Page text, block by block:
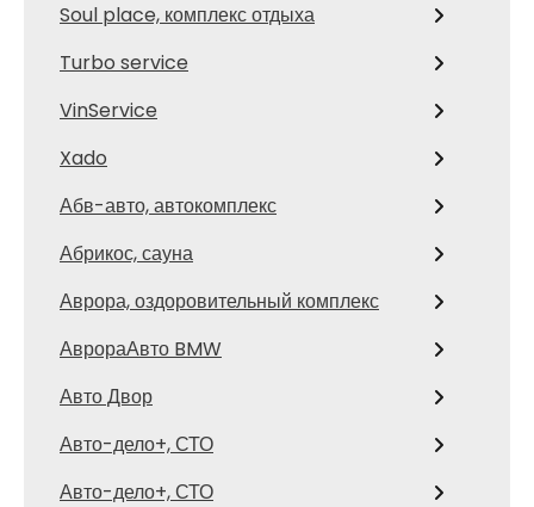
Soul place, комплекс отдыха
Turbo service
VinService
Xado
Абв-авто, автокомплекс
Абрикос, сауна
Аврора, оздоровительный комплекс
АврораАвто BMW
Авто Двор
Авто-дело+, СТО
Авто-дело+, СТО